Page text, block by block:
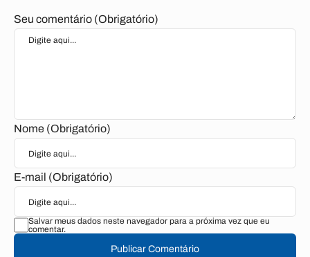
Seu comentário (Obrigatório)
Nome (Obrigatório)
E-mail (Obrigatório)
Salvar meus dados neste navegador para a próxima vez que eu
comentar.
Publicar Comentário